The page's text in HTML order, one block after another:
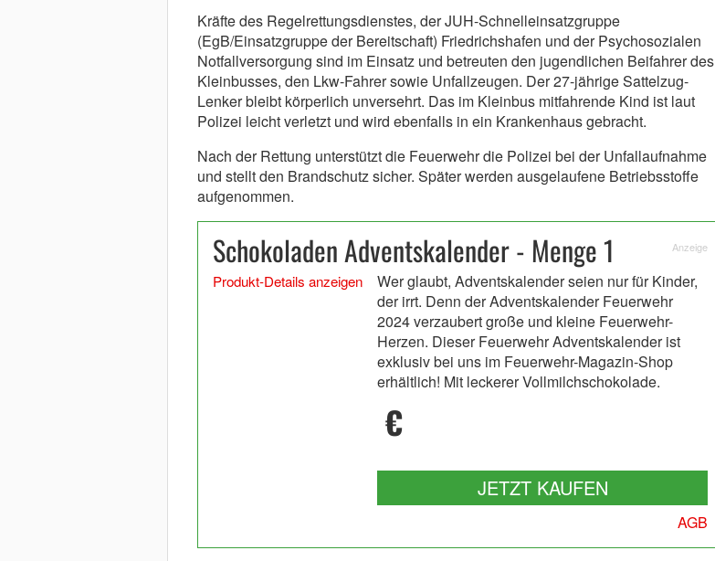
Kräfte des Regelrettungsdienstes, der JUH-Schnelleinsatzgruppe
(EgB/Einsatzgruppe der Bereitschaft) Friedrichshafen und der Psychosozialen
Notfallversorgung sind im Einsatz und betreuten den jugendlichen Beifahrer des
Kleinbusses, den Lkw-Fahrer sowie Unfallzeugen. Der 27-jährige Sattelzug-
Lenker bleibt körperlich unversehrt. Das im Kleinbus mitfahrende Kind ist laut
Polizei leicht verletzt und wird ebenfalls in ein Krankenhaus gebracht.
Nach der Rettung unterstützt die Feuerwehr die Polizei bei der Unfallaufnahme
und stellt den Brandschutz sicher. Später werden ausgelaufene Betriebsstoffe
aufgenommen.
Schokoladen Adventskalender - Menge 1 Anzeige
Produkt-Details anzeigen
Wer glaubt, Adventskalender seien nur für Kinder,
der irrt. Denn der Adventskalender Feuerwehr
2024 verzaubert große und kleine Feuerwehr-
Herzen. Dieser Feuerwehr Adventskalender ist
exklusiv bei uns im Feuerwehr-Magazin-Shop
erhältlich! Mit leckerer Vollmilchschokolade.
€
JETZT KAUFEN
AGB